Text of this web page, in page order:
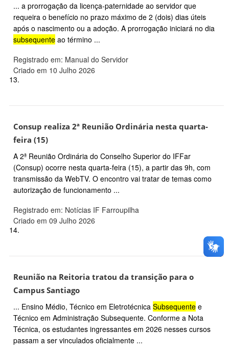
... a prorrogação da licença-paternidade ao servidor que
requeira o benefício no prazo máximo de 2 (dois) dias úteis
após o nascimento ou a adoção. A prorrogação iniciará no dia
subsequente ao término ...
Registrado em: Manual do Servidor
Criado em 10 Julho 2026
13.
Consup realiza 2ª Reunião Ordinária nesta quarta-
feira (15)
A 2ª Reunião Ordinária do Conselho Superior do IFFar
(Consup) ocorre nesta quarta-feira (15), a partir das 9h, com
transmissão da WebTV. O encontro vai tratar de temas como
autorização de funcionamento ...
Registrado em: Notícias IF Farroupilha
Criado em 09 Julho 2026
14.
Reunião na Reitoria tratou da transição para o
Campus Santiago
... Ensino Médio, Técnico em Eletrotécnica Subsequente e
Técnico em Administração Subsequente. Conforme a Nota
Técnica, os estudantes ingressantes em 2026 nesses cursos
passam a ser vinculados oficialmente ...